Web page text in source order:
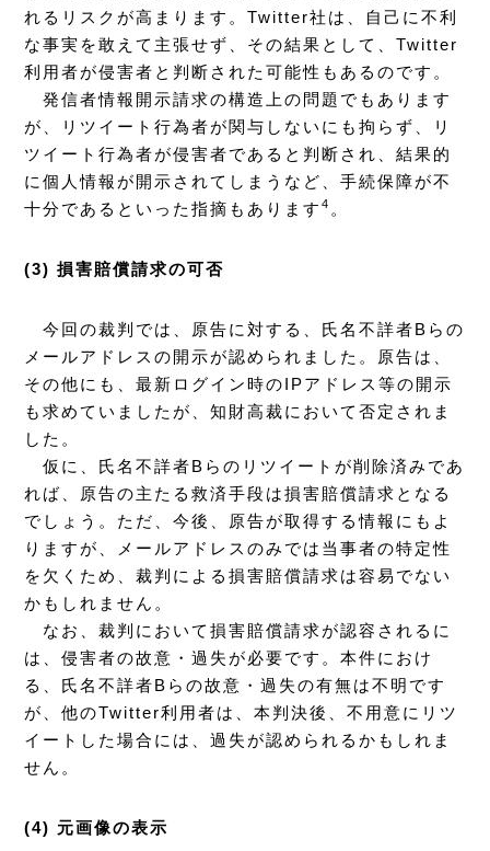
れるリスクが高まります。Twitter社は、自己に不利
な事実を敢えて主張せず、その結果として、Twitter
利用者が侵害者と判断された可能性もあるのです。
発信者情報開示請求の構造上の問題でもあります
が、リツイート行為者が関与しないにも拘らず、リ
ツイート行為者が侵害者であると判断され、結果的
に個人情報が開示されてしまうなど、手続保障が不
十分であるといった指摘もあります4 。
(3) 損害賠償請求の可否
今回の裁判では、原告に対する、氏名不詳者Bらの
メールアドレスの開示が認められました。原告は、
その他にも、最新ログイン時のIPアドレス等の開示
も求めていましたが、知財高裁において否定されま
した。
仮に、氏名不詳者Bらのリツイートが削除済みであ
れば、原告の主たる救済手段は損害賠償請求となる
でしょう。ただ、今後、原告が取得する情報にもよ
りますが、メールアドレスのみでは当事者の特定性
を欠くため、裁判による損害賠償請求は容易でない
かもしれません。
なお、裁判において損害賠償請求が認容されるに
は、侵害者の故意・過失が必要です。本件におけ
る、氏名不詳者Bらの故意・過失の有無は不明です
が、他のTwitter利用者は、本判決後、不用意にリツ
イートした場合には、過失が認められるかもしれま
せん。
(4) 元画像の表示